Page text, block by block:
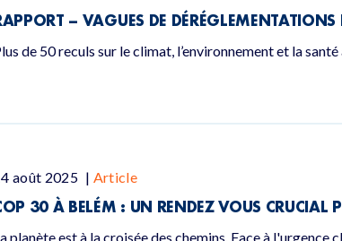
– VAGUES DE
de 50 reculs sur le climat, l’environnement et la
août 2025 | Article
30 À BELÉM : UN RENDEZ VOUS CRUCIAL
planète est à la croisée des chemins. Face à l'urgence